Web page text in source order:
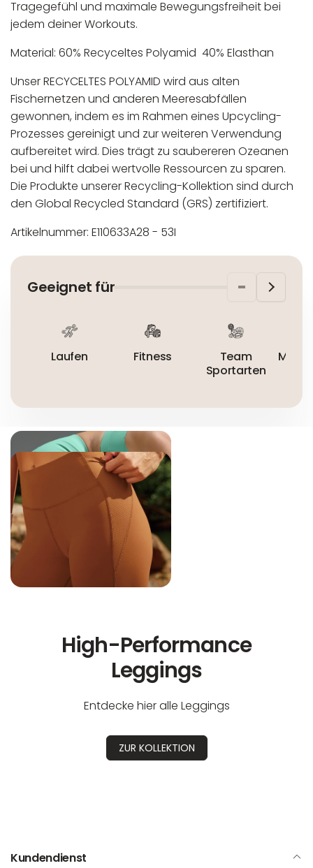
Tragegefühl und maximale Bewegungsfreiheit bei
jedem deiner Workouts.
Material: 60% Recyceltes Polyamid 40% Elasthan
Unser RECYCELTES POLYAMID wird aus alten
Fischernetzen und anderen Meeresabfällen
gewonnen, indem es im Rahmen eines Upcycling-
Prozesses gereinigt und zur weiteren Verwendung
aufbereitet wird. Dies trägt zu saubereren Ozeanen
bei und hilft dabei wertvolle Ressourcen zu sparen.
Die Produkte unserer Recycling-Kollektion sind durch
den Global Recycled Standard (GRS) zertifiziert.
Artikelnummer: E110633A28 - 53I
Maschinenwäsche bis 30°C
Nicht bügeln
In der EU niedergelassener verantwortlicher
Geeignet für
Laufen Fitness
Team
Sportarten
High-Performance
Leggings
Entdecke hier alle Leggings
ZUR KOLLEKTION
Kundendienst